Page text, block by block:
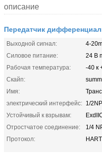
описание
Передатчик
Выходной сигнал:
4-
Силовое питание:
24 В
Рабочая температура:
-40 к
Скайп:
Имя:
электрический интерфейс: 1/
Устойчивый к взрывам:
Отростчатое соединение:
1/4
Протокол:
HART